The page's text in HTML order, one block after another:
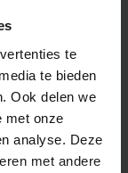
te
te bieden
Ook delen we
met onze
analyse. Deze
met andere
polyester
PET